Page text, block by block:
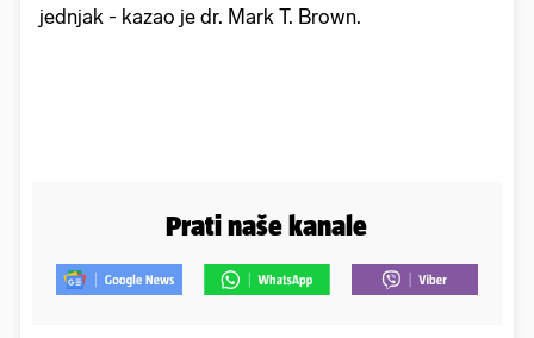
jednjak - kazao je dr. Mark T. Brown.
Prati naše kanale